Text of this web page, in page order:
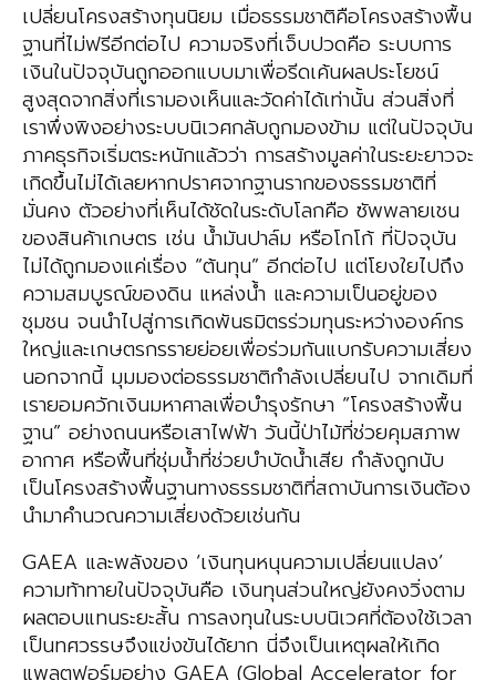
เปลี่ยนโครงสร้างทุนนิยม เมื่อธรรมชาติคือโครงสร้างพื้น
ฐานที่ไม่ฟรีอีกต่อไป ความจริงที่เจ็บปวดคือ ระบบการ
เงินในปัจจุบันถูกออกแบบมาเพื่อรีดเค้นผลประโยชน์
สูงสุดจากสิ่งที่เรามองเห็นและวัดค่าได้เท่านั้น ส่วนสิ่งที่
เราพึ่งพิงอย่างระบบนิเวศกลับถูกมองข้าม แต่ในปัจจุบัน
ภาคธุรกิจเริ่มตระหนักแล้วว่า การสร้างมูลค่าในระยะยาวจะ
เกิดขึ้นไม่ได้เลยหากปราศจากฐานรากของธรรมชาติที่
มั่นคง ตัวอย่างที่เห็นได้ชัดในระดับโลกคือ ซัพพลายเชน
ของสินค้าเกษตร เช่น น้ำมันปาล์ม หรือโกโก้ ที่ปัจจุบัน
ไม่ได้ถูกมองแค่เรื่อง “ต้นทุน” อีกต่อไป แต่โยงใยไปถึง
ความสมบูรณ์ของดิน แหล่งน้ำ และความเป็นอยู่ของ
ชุมชน จนนำไปสู่การเกิดพันธมิตรร่วมทุนระหว่างองค์กร
ใหญ่และเกษตรกรรายย่อยเพื่อร่วมกันแบกรับความเสี่ยง
นอกจากนี้ มุมมองต่อธรรมชาติกำลังเปลี่ยนไป จากเดิมที่
เรายอมควักเงินมหาศาลเพื่อบำรุงรักษา “โครงสร้างพื้น
ฐาน” อย่างถนนหรือเสาไฟฟ้า วันนี้ป่าไม้ที่ช่วยคุมสภาพ
อากาศ หรือพื้นที่ชุ่มน้ำที่ช่วยบำบัดน้ำเสีย กำลังถูกนับ
เป็นโครงสร้างพื้นฐานทางธรรมชาติที่สถาบันการเงินต้อง
นำมาคำนวณความเสี่ยงด้วยเช่นกัน
GAEA และพลังของ ‘เงินทุนหนุนความเปลี่ยนแปลง’
ความท้าทายในปัจจุบันคือ เงินทุนส่วนใหญ่ยังคงวิ่งตาม
ผลตอบแทนระยะสั้น การลงทุนในระบบนิเวศที่ต้องใช้เวลา
เป็นทศวรรษจึงแข่งขันได้ยาก นี่จึงเป็นเหตุผลให้เกิด
แพลตฟอร์มอย่าง GAEA (Global Accelerator for